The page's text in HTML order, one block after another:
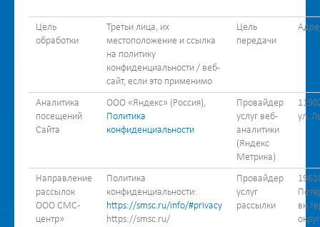
Цель
обработки
Третьи лица, их
местоположение и ссылка
на политику
конфиденциальности / веб-
сайт, если это применимо
Цель
передачи
Аналитика
посещений
Сайта
ООО «Яндекс» (Россия),
Политика
конфиденциальности
Провайдер
услуг веб-
аналитики
(Яндекс
Метрика)
ул.
Направление
рассылок
ООО СМС-
центр»
Политика
конфиденциальности:
https://smsc.ru/info/#privacy
https://smsc.ru/
Провайдер
услуг
рассылки